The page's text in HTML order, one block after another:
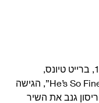
ב-14 בפברואר 1971, ברייט טיונס,
המוציאה לאור של “He’s So Fine”, הגישה
גנב את השיר